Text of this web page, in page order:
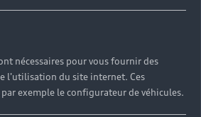
nécessaires pour vous fournir des
l'utilisation du site internet. Ces
exemple le configurateur de véhicules.
invitations à des événements
the newsletter.